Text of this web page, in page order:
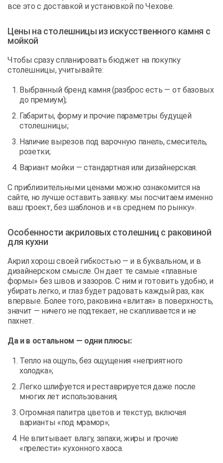
все это с доставкой и установкой по Чехове.
Цены на столешницы из искусственного камня с
мойкой
Чтобы сразу спланировать бюджет на покупку
столешницы, учитывайте:
Выбранный бренд камня (разброс есть — от базовых
до премиум);
Габариты, форму и прочие параметры будущей
столешницы;
Наличие вырезов под варочную панель, смеситель,
розетки;
Вариант мойки — стандартная или дизайнерская.
С приблизительными ценами можно ознакомится на
сайте, но лучше оставить заявку: мы посчитаем именно
ваш проект, без шаблонов и «в среднем по рынку».
Особенности акриловых столешниц с раковиной
для кухни
Акрил хорош своей гибкостью — и в буквальном, и в
дизайнерском смысле. Он дает те самые «плавные
формы» без швов и зазоров. С ним и готовить удобно, и
убирать легко, и глаз будет радовать каждый раз, как
впервые. Более того, раковина «влитая» в поверхность,
значит — ничего не подтекает, не скапливается и не
пахнет.
Да и в остальном — одни плюсы:
Тепло на ощупь, без ощущения «неприятного
холодка»;
Легко шлифуется и реставрируется даже после
многих лет использования;
Огромная палитра цветов и текстур, включая
варианты «под мрамор»;
Не впитывает влагу, запахи, жиры и прочие
«прелести» кухонного хаоса.